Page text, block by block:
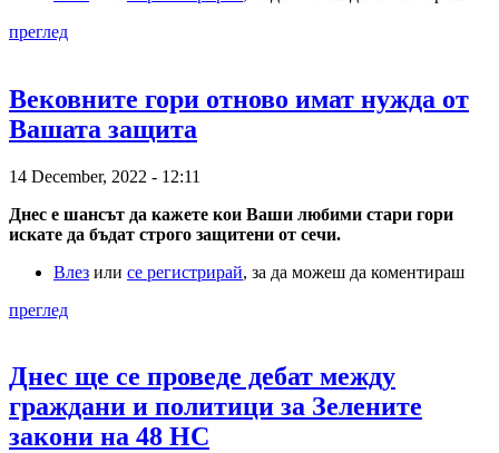
преглед
Вековните гори отново имат нужда от
Вашата защита
14 December, 2022 - 12:11
Днес е шансът да кажете кои Ваши любими стари гори
искате да бъдат строго защитени от сечи.
Влез или се регистрирай, за да можеш да коментираш
преглед
Днес ще се проведе дебат между
граждани и политици за Зелените
закони на 48 НС